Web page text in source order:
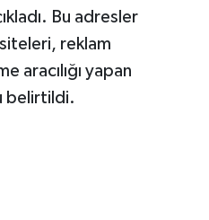
Bu adresler
siteleri, reklam
aracılığı yapan
belirtildi.